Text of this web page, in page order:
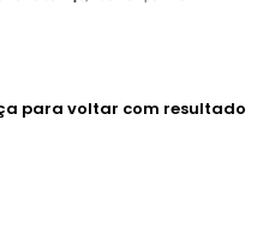
para voltar com resultado